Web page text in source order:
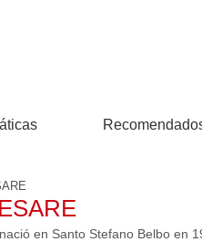
en Santo Stefano Belbo en